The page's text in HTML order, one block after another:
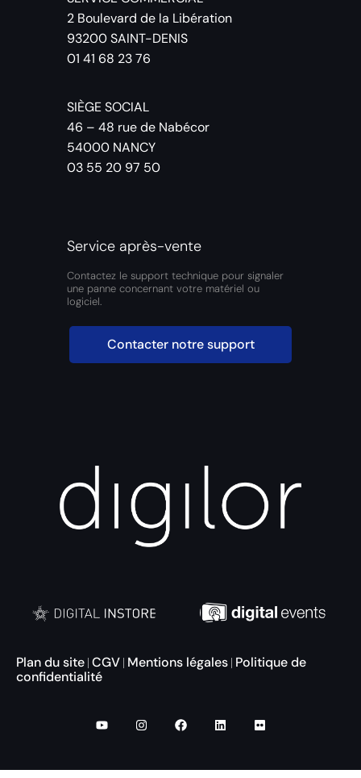
2 Boulevard de la Libération
93200 SAINT-DENIS
01 41 68 23 76
SIÈGE SOCIAL
46 – 48 rue de Nabécor
54000 NANCY
03 55 20 97 50
Service après-vente
Contactez le support technique pour signaler
une panne concernant votre matériel ou
logiciel.
Contacter notre support
Plan du site CGV Mentions légales Politique de
confidentialité